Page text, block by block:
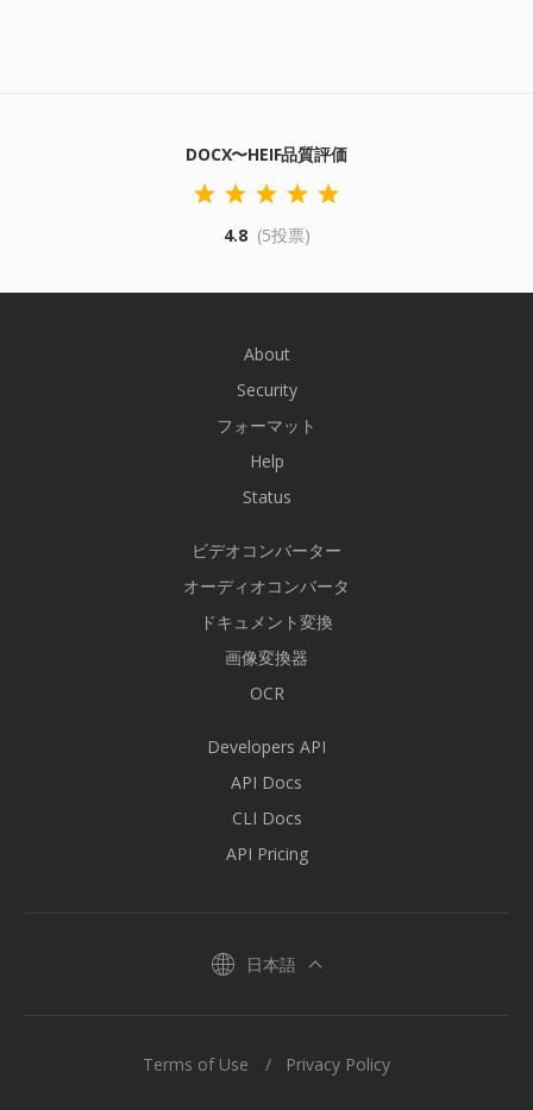
DOCX〜HEIF品質評価
4.8 (5投票)
About
Security
フォーマット
Help
Status
ビデオコンバーター
オーディオコンバータ
ドキュメント変換
画像変換器
OCR
Developers API
API Docs
CLI Docs
API Pricing
日本語
Terms of Use Privacy Policy